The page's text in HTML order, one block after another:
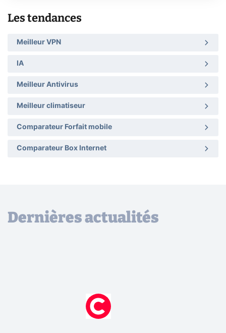
Les tendances
Meilleur VPN
IA
Meilleur Antivirus
Meilleur climatiseur
Comparateur Forfait mobile
Comparateur Box Internet
Dernières actualités